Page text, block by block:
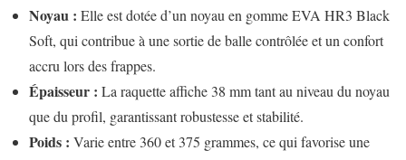
Noyau : Elle est dotée d’un noyau en gomme EVA HR3 Black
Soft, qui contribue à une sortie de balle contrôlée et un confort
accru lors des frappes.
Épaisseur : La raquette affiche 38 mm tant au niveau du noyau
que du profil, garantissant robustesse et stabilité.
Poids : Varie entre 360 et 375 grammes, ce qui favorise une